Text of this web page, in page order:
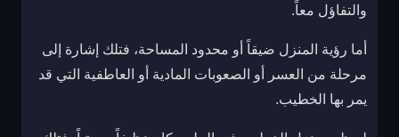
والتفاؤل معاً.
أما رؤية المنزل ضيقاً أو محدود المساحة، فتلك إشارة إلى
مرحلة من العسر أو الصعوبات المادية أو العاطفية التي قد
يمر بها الخطيب.